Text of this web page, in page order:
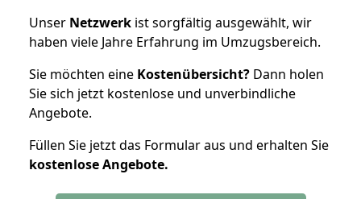
Unser Netzwerk ist sorgfältig ausgewählt, wir
haben viele Jahre Erfahrung im Umzugsbereich.
Sie möchten eine Kostenübersicht? Dann holen
Sie sich jetzt kostenlose und unverbindliche
Angebote.
Füllen Sie jetzt das Formular aus und erhalten Sie
kostenloseAngebote.